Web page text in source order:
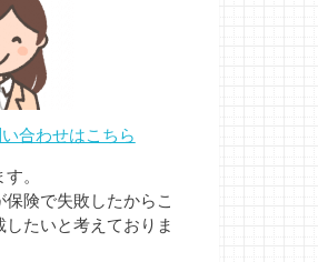
合わせはこちら
。
険で失敗したからこ
たいと考えておりま